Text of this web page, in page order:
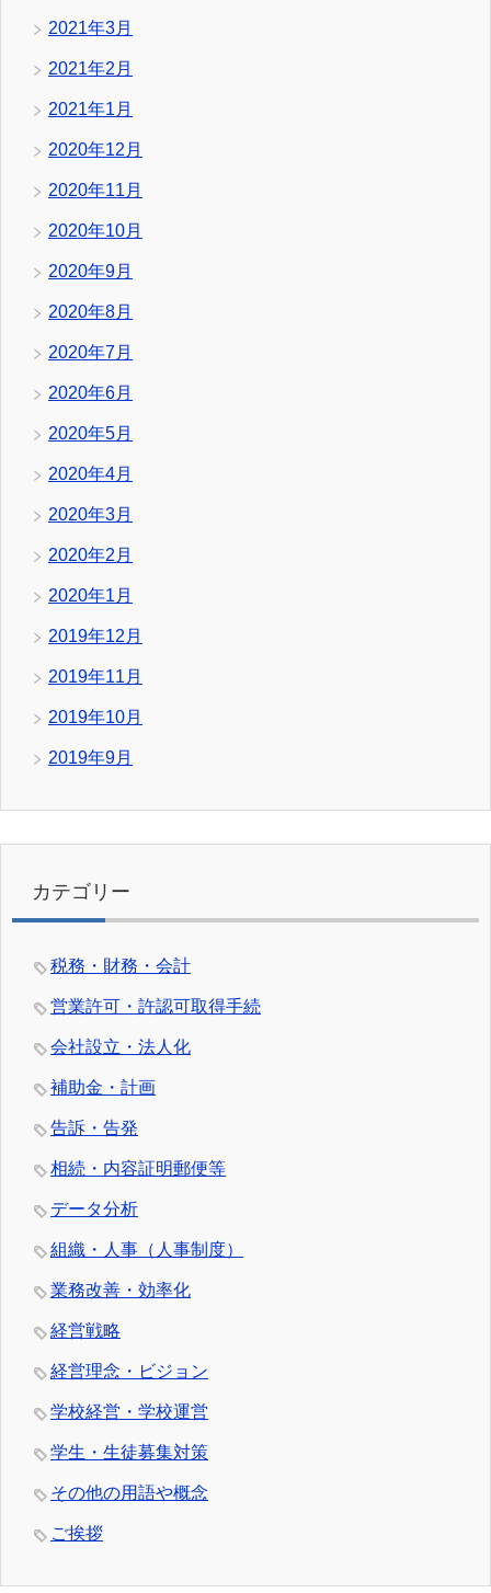
2021年3月
2021年2月
2021年1月
2020年12月
2020年11月
2020年10月
2020年9月
2020年8月
2020年7月
2020年6月
2020年5月
2020年4月
2020年3月
2020年2月
2020年1月
2019年12月
2019年11月
2019年10月
2019年9月
カテゴリー
税務・財務・会計
営業許可・許認可取得手続
会社設立・法人化
補助金・計画
告訴・告発
相続・内容証明郵便等
データ分析
組織・人事（人事制度）
業務改善・効率化
経営戦略
経営理念・ビジョン
学校経営・学校運営
学生・生徒募集対策
その他の用語や概念
ご挨拶